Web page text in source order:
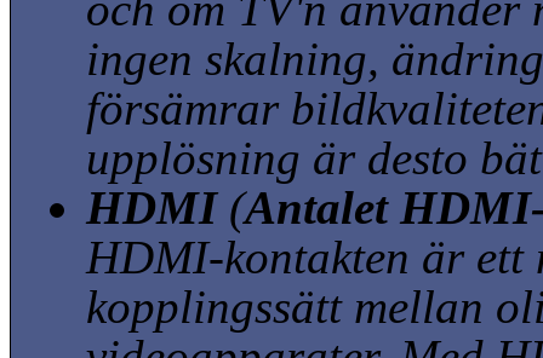
ingen skalning,
försämrar
upplösning är desto
HDMI (Antalet
HDMI-kontakten är
kopplingssätt mellan